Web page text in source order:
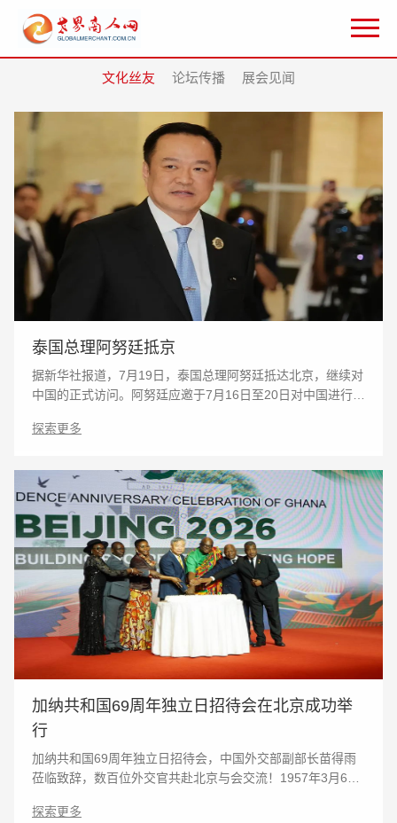
文化丝友 论坛传播 展会见闻
泰国总理阿努廷抵京
据新华社报道，7月19日，泰国总理阿努廷抵达北京，继续对
中国的正式访问。阿努廷应邀于7月16日至20日对中国进行正
前，阿努廷在上海出席了2026世界人工智能大会暨人
探索更多
加纳共和国69周年独立日招待会在北京成功举
行
加纳共和国69周年独立日招待会，中国外交部副部长苗得雨
莅临致辞，数百位外交官共赴北京与会交流！1957年3月6日
统经济支柱是黄金、可可、木材。黄金产量非洲领先
探索更多